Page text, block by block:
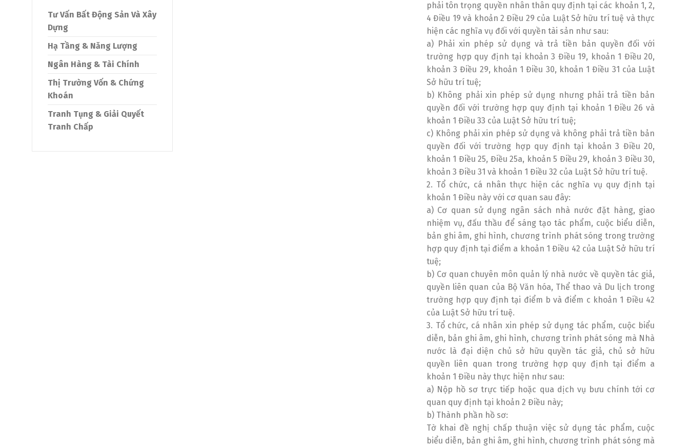
phải tôn trọng quyền nhân thân quy định tại các khoản 1, 2,
4 Điều 19 và khoản 2 Điều 29 của Luật Sở hữu trí tuệ và thực
hiện các nghĩa vụ đối với quyền tài sản như sau:
a) Phải xin phép sử dụng và trả tiền bản quyền đối với
trường hợp quy định tại khoản 3 Điều 19, khoản 1 Điều 20,
khoản 3 Điều 29, khoản 1 Điều 30, khoản 1 Điều 31 của Luật
Sở hữu trí tuệ;
b) Không phải xin phép sử dụng nhưng phải trả tiền bản
quyền đối với trường hợp quy định tại khoản 1 Điều 26 và
khoản 1 Điều 33 của Luật Sở hữu trí tuệ;
c) Không phải xin phép sử dụng và không phải trả tiền bản
quyền đối với trường hợp quy định tại khoản 3 Điều 20,
khoản 1 Điều 25, Điều 25a, khoản 5 Điều 29, khoản 3 Điều 30,
khoản 3 Điều 31 và khoản 1 Điều 32 của Luật Sở hữu trí tuệ.
2. Tổ chức, cá nhân thực hiện các nghĩa vụ quy định tại
khoản 1 Điều này với cơ quan sau đây:
a) Cơ quan sử dụng ngân sách nhà nước đặt hàng, giao
nhiệm vụ, đấu thầu để sáng tạo tác phẩm, cuộc biểu diễn,
bản ghi âm, ghi hình, chương trình phát sóng trong trường
hợp quy định tại điểm a khoản 1 Điều 42 của Luật Sở hữu trí
tuệ;
b) Cơ quan chuyên môn quản lý nhà nước về quyền tác giả,
quyền liên quan của Bộ Văn hóa, Thể thao và Du lịch trong
trường hợp quy định tại điểm b và điểm c khoản 1 Điều 42
của Luật Sở hữu trí tuệ.
3. Tổ chức, cá nhân xin phép sử dụng tác phẩm, cuộc biểu
diễn, bản ghi âm, ghi hình, chương trình phát sóng mà Nhà
nước là đại diện chủ sở hữu quyền tác giả, chủ sở hữu
quyền liên quan trong trường hợp quy định tại điểm a
khoản 1 Điều này thực hiện như sau:
a) Nộp hồ sơ trực tiếp hoặc qua dịch vụ bưu chính tới cơ
quan quy định tại khoản 2 Điều này;
b) Thành phần hồ sơ:
Tờ khai đề nghị chấp thuận việc sử dụng tác phẩm, cuộc
biểu diễn, bản ghi âm, ghi hình, chương trình phát sóng mà
Tư Vấn Bất Động Sản Và Xây
Dựng
Hạ Tầng & Năng Lượng
Ngân Hàng & Tài Chính
Thị Trường Vốn & Chứng
Khoán
Tranh Tụng & Giải Quyết
Tranh Chấp